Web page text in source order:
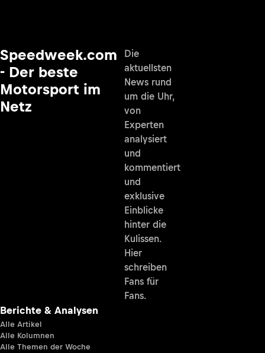
Speedweek.com
- Der beste
Motorsport im
Netz
Die
aktuellsten
News rund
um die Uhr,
von
Experten
analysiert
und
kommentiert
und
exklusive
Einblicke
hinter die
Kulissen.
Hier
schreiben
Fans für
Fans.
Berichte & Analysen
Alle Artikel
Alle Kolumnen
Alle Themen der Woche